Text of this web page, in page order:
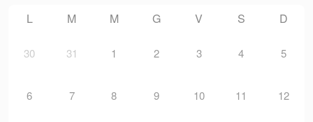
L M M G V S D
30 31 1 2 3 4 5
6 7 8 9 10 11 12